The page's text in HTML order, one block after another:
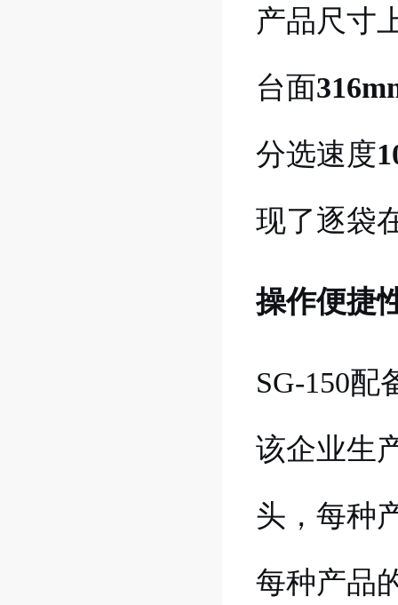
产品尺寸
台面
分选速度
现了逐袋
操作便捷
SG-150配
该企业生
头，每种
每种产品